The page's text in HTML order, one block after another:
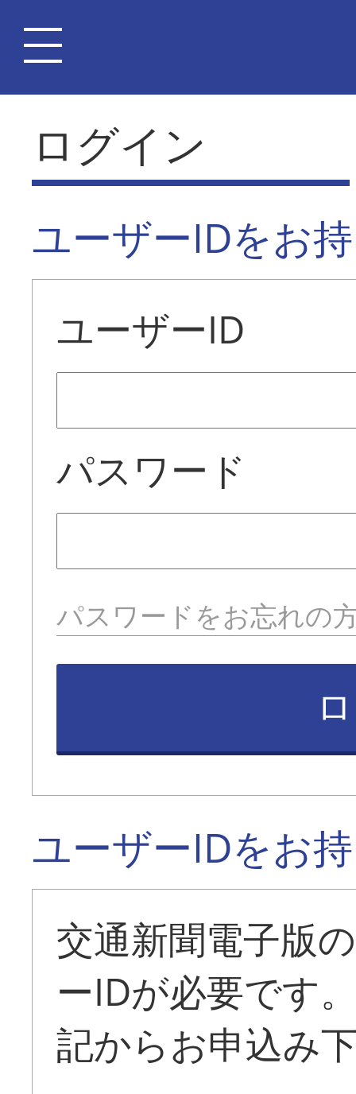
ログイン
ユーザーIDをお
ユーザーID
パスワード
パスワードをお忘れの
ユーザーIDをお
交通新聞電子版
ーIDが必要です
記からお申込み